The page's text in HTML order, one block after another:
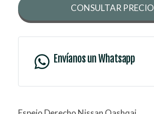
CONSULTAR PRECIO
Envíanos un Whatsapp